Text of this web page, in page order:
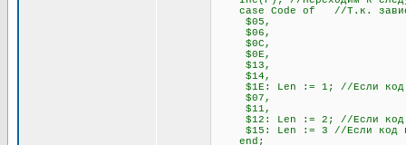
case Code of //Т.к.
$05,
$06,
$0C,
$0E,
$13,
$14,
$1E: Len := 1; //Если код
$07,
$11,
$12: Len := 2; //Если код
$15: Len := 3 //Если код
end;